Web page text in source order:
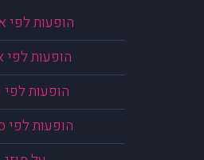
הופעות לפי
הופעות לפי
הופעות לפי
הופעות לפי